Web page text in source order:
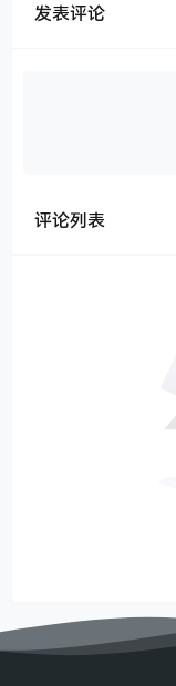
发表评论
评论列表